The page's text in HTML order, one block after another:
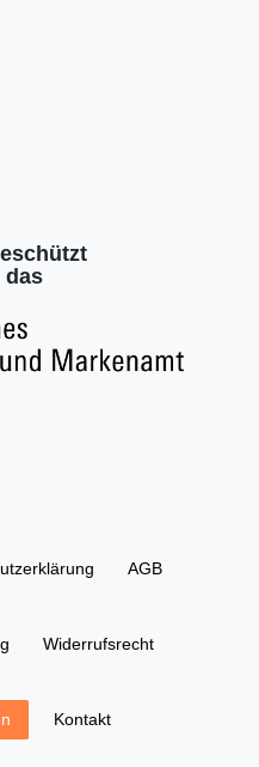
das
AGB
Widerrufs­recht
Kontakt